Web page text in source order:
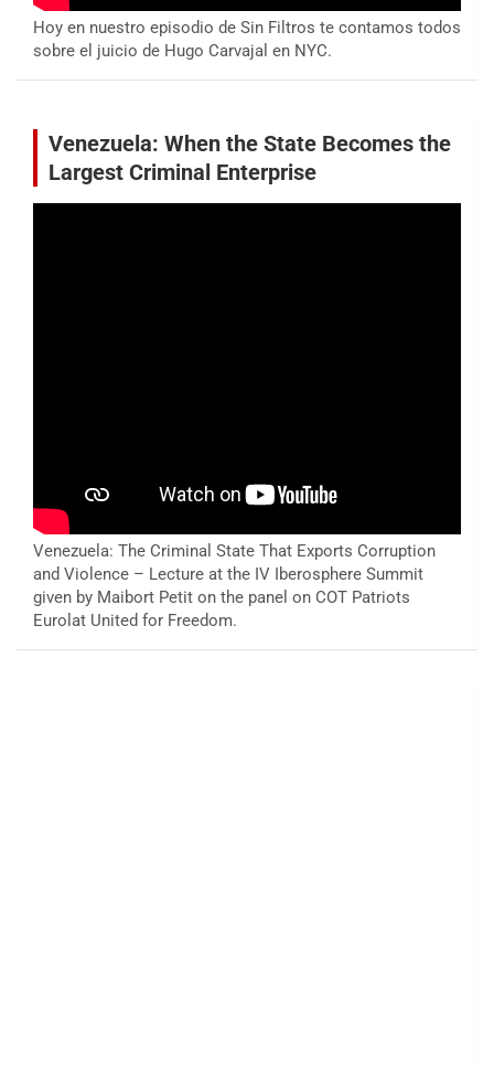
Hoy en nuestro episodio de Sin Filtros te contamos todos
sobre el juicio de Hugo Carvajal en NYC.
Venezuela: When the State Becomes the
Largest Criminal Enterprise
Venezuela: The Criminal State That Exports Corruption
and Violence – Lecture at the IV Iberosphere Summit
given by Maibort Petit on the panel on COT Patriots
Eurolat United for Freedom.